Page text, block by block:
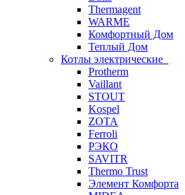
Thermagent
WARME
Комфортный Дом
Теплый Дом
Котлы электрические
Protherm
Vaillant
STOUT
Kospel
ZOTA
Ferroli
РЭКО
SAVITR
Thermo Trust
Элемент Комфорта